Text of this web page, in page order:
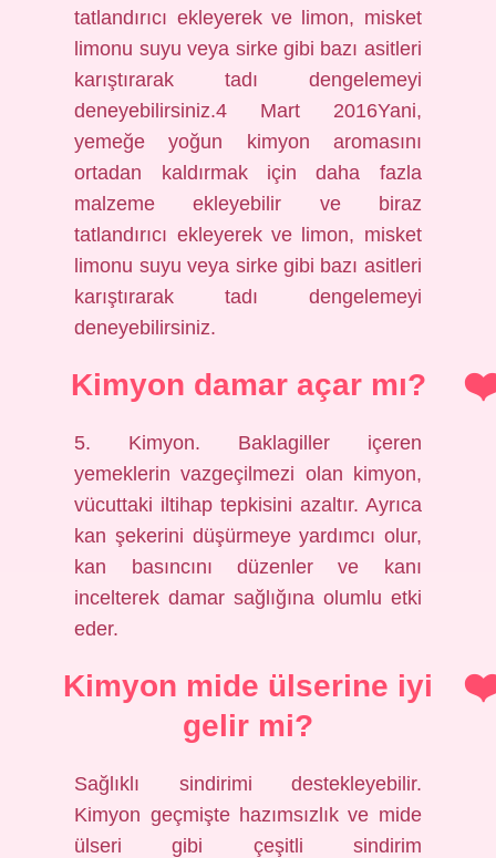
tatlandırıcı ekleyerek ve limon, misket
limonu suyu veya sirke gibi bazı asitleri
karıştırarak tadı dengelemeyi
deneyebilirsiniz.4 Mart 2016Yani,
yemeğe yoğun kimyon aromasını
ortadan kaldırmak için daha fazla
malzeme ekleyebilir ve biraz
tatlandırıcı ekleyerek ve limon, misket
limonu suyu veya sirke gibi bazı asitleri
karıştırarak tadı dengelemeyi
deneyebilirsiniz.
Kimyon damar açar mı?
5. Kimyon. Baklagiller içeren
yemeklerin vazgeçilmezi olan kimyon,
vücuttaki iltihap tepkisini azaltır. Ayrıca
kan şekerini düşürmeye yardımcı olur,
kan basıncını düzenler ve kanı
incelterek damar sağlığına olumlu etki
eder.
Kimyon mide ülserine iyi
gelir mi?
Sağlıklı sindirimi destekleyebilir.
Kimyon geçmişte hazımsızlık ve mide
ülseri gibi çeşitli sindirim